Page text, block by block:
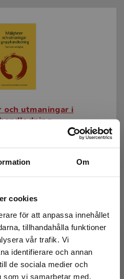
Om
cookies
för att anpassa innehållet
tillhandahålla funktioner
vår trafik. Vi
identifierare och annan
de sociala medier och
vi samarbetar med.
utmaningar i
M-L